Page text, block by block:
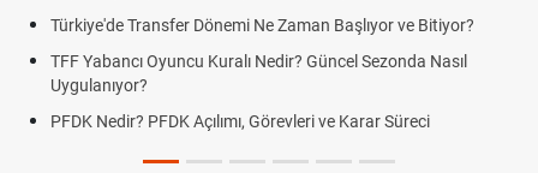
Türkiye'de Transfer Dönemi Ne Zaman Başlıyor ve Bitiyor?
TFF Yabancı Oyuncu Kuralı Nedir? Güncel Sezonda Nasıl
Uygulanıyor?
PFDK Nedir? PFDK Açılımı, Görevleri ve Karar Süreci